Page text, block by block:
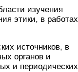
изучения
этики, в работах
источников, в
органов и
и периодических